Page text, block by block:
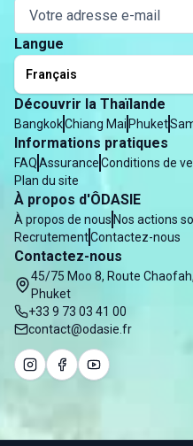
Langue
Français
Découvrir la Thaïlande
BangkokChiang Mai Phuket
Informations pratiques
FAQAssuranceConditions de
Plan du site
À propos d'ÔDASIE
À propos de nous Nos actions
RecrutementContactez-nous
Contactez-nous
45/75 Moo 8, Route
Phuket
+33 9 73 03 41 00
contact@odasie.fr